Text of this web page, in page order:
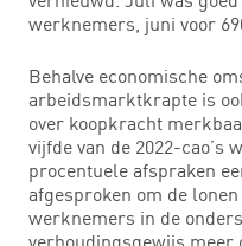
werknemers, juni voor
Behalve economische
arbeidsmarktkrapte is
over koopkracht
vijfde van de 2022-cao’s
procentuele afspraken
afgesproken om de
werknemers in de
verhoudingsgewijs meer